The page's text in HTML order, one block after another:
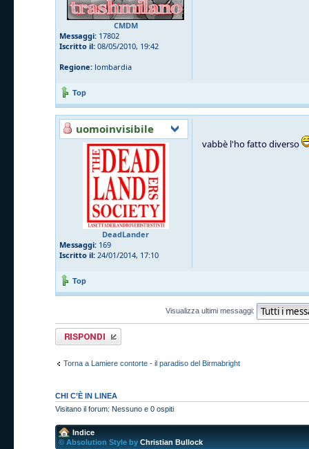
CMDM
Messaggi: 17802
Iscritto il: 08/05/2010, 19:42
Regione: lombardia
Top
uomoinvisibile
DeadLander
Messaggi: 169
Iscritto il: 24/01/2014, 17:10
vabbè l'ho fatto diverso
Top
Visualizza ultimi messaggi:
Rispondi al
messaggio
Torna a Lamiere contorte - il paradiso del Birmabright
CHI C’È IN LINEA
Visitano il forum: Nessuno e 0 ospiti
Indice
© Absolution Style by Christian Bullock